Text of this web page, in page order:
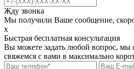
Жду звонка
Мы получили Ваше сообщение,
х
Быстрая бесплатная консультация
Вы можете задать любой вопрос, мы
свяжемся с вами в максимально